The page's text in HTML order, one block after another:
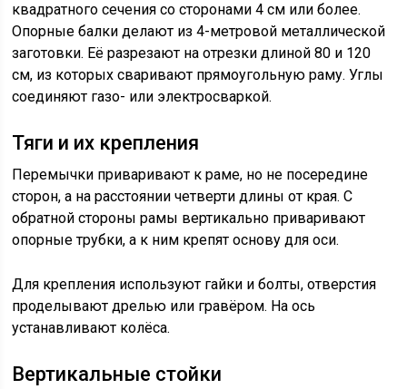
квадратного сечения со сторонами 4 см или более.
Опорные балки делают из 4-метровой металлической
заготовки. Её разрезают на отрезки длиной 80 и 120
см, из которых сваривают прямоугольную раму. Углы
соединяют газо- или электросваркой.
Тяги и их крепления
Перемычки приваривают к раме, но не посередине
сторон, а на расстоянии четверти длины от края. С
обратной стороны рамы вертикально приваривают
опорные трубки, а к ним крепят основу для оси.
Для крепления используют гайки и болты, отверстия
проделывают дрелью или гравёром. На ось
устанавливают колёса.
Вертикальные стойки